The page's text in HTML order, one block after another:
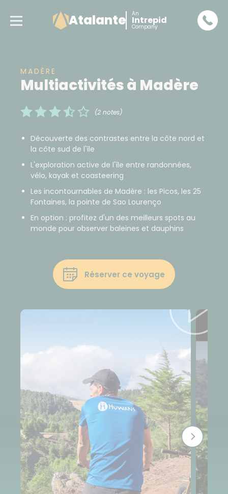
Atalante An
Intrepid
Company
MADÈRE
Multiactivités à Madère
(2 notes)
Découverte des contrastes entre la côte nord et
la côte sud de l'île
L'exploration active de l'île entre randonnées,
vélo, kayak et coasteering
Les incontournables de Madère : les Picos, les 25
Fontaines, la pointe de Sao Lourenço
En option : profitez d'un des meilleurs spots au
monde pour observer baleines et dauphins
Réserver ce voyage